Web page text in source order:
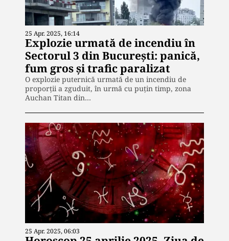
25 Apr. 2025, 16:14
Explozie urmată de incendiu în
Sectorul 3 din București: panică,
fum gros și trafic paralizat
O explozie puternică urmată de un incendiu de
proporții a zguduit, în urmă cu puțin timp, zona
Auchan Titan din…
25 Apr. 2025, 06:03